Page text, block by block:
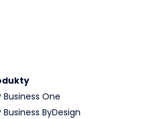
Business One
Business ByDesign